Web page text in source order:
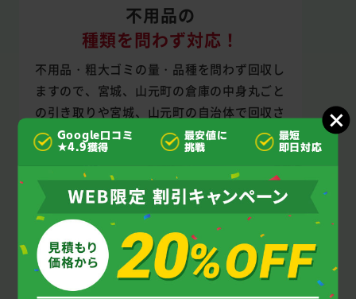
不用品の
種類を問わず対応！
不用品・粗大ゴミの量・品種を問わず回収し
ますので、宮城、山元町の倉庫の中身丸ごと
の引き取りや宮城、山元町の自治体で回収さ
れない不用品の回収もお任せを。
Google口コミ
★4.9獲得
最安値に
挑戦
最短
即日対応